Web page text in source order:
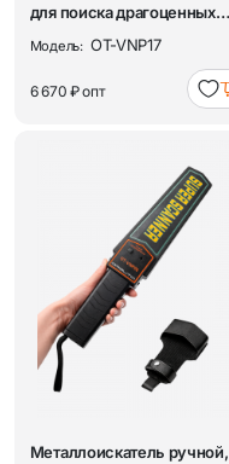
для поиска драгоценных
металлов, м...
Модель: OT-VNP17
6 670 ₽опт
Металлоискатель ручной,